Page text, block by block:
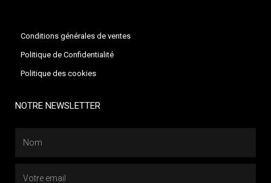
Conditions générales de ventes
Politique de Confidentialité
Politique des cookies
NOTRE NEWSLETTER